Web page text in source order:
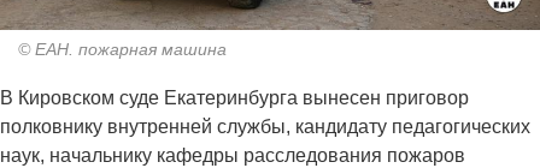
© ЕАН. пожарная машина
В Кировском суде Екатеринбурга вынесен приговор
полковнику внутренней службы, кандидату педагогических
наук, начальнику кафедры расследования пожаров